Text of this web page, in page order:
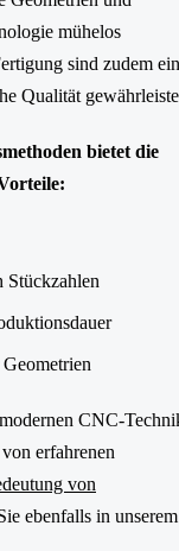
mühelos
sind zudem
Qualität
bietet die
Stückzahlen
CNC-
erfahrenen
von
ebenfalls in unserem